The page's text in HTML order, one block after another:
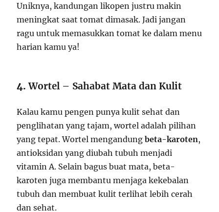
Uniknya, kandungan likopen justru makin
meningkat saat tomat dimasak. Jadi jangan
ragu untuk memasukkan tomat ke dalam menu
harian kamu ya!
4.Wortel – Sahabat Mata dan Kulit
Kalau kamu pengen punya kulit sehat dan
penglihatan yang tajam, wortel adalah pilihan
yang tepat. Wortel mengandungbeta-karoten,
antioksidan yang diubah tubuh menjadi
vitamin A. Selain bagus buat mata, beta-
karoten juga membantu menjaga kekebalan
tubuh dan membuat kulit terlihat lebih cerah
dan sehat.